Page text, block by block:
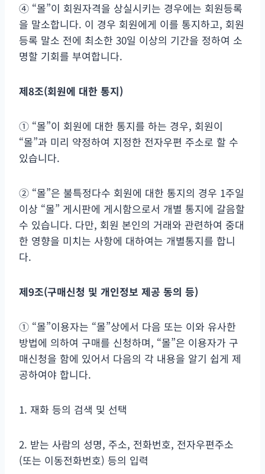
④ “몰”이 회원자격을 상실시키는 경우에는 회원등록
을 말소합니다. 이 경우 회원에게 이를 통지하고, 회원
등록 말소 전에 최소한 30일 이상의 기간을 정하여 소
명할 기회를 부여합니다.
제8조(회원에 대한 통지)
① “몰”이 회원에 대한 통지를 하는 경우, 회원이
“몰”과 미리 약정하여 지정한 전자우편 주소로 할 수
있습니다.
② “몰”은 불특정다수 회원에 대한 통지의 경우 1주일
이상 “몰” 게시판에 게시함으로서 개별 통지에 갈음할
수 있습니다. 다만, 회원 본인의 거래와 관련하여 중대
한 영향을 미치는 사항에 대하여는 개별통지를 합니
다.
제9조(구매신청 및 개인정보 제공 동의 등)
① “몰”이용자는 “몰”상에서 다음 또는 이와 유사한
방법에 의하여 구매를 신청하며, “몰”은 이용자가 구
매신청을 함에 있어서 다음의 각 내용을 알기 쉽게 제
공하여야 합니다.
1. 재화 등의 검색 및 선택
2. 받는 사람의 성명, 주소, 전화번호, 전자우편주소
(또는 이동전화번호) 등의 입력